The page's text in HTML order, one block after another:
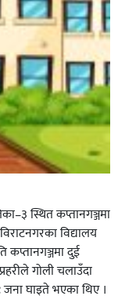
स्थित कप्तानगञ्जमा
विद्यालय
दुई
गोली चलाउँदा
घाइते भएका थिए ।